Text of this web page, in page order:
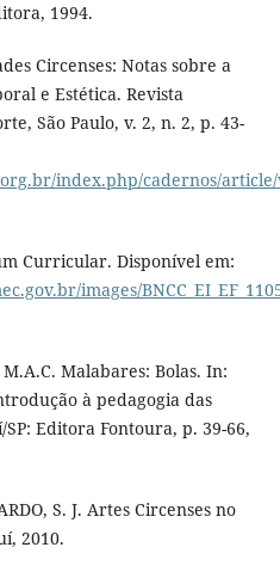
1994.
Circenses: Notas sobre a
e Estética. Revista
São Paulo, v. 2, n. 2, p. 43-
index.php/cadernos/
Curricular. Disponível em:
images/
M.A.C. Malabares: Bolas. In:
à pedagogia das
Editora Fontoura, p. 39-66,
S. J. Artes Circenses no
2010.